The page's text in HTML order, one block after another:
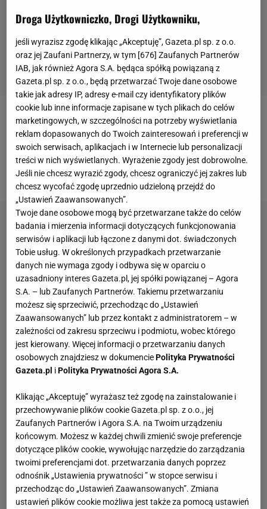
Kiedy napastnikreprezentacji Polskileczył kontuzję
zerwanych więzadeł w kolanie,kibicedrużyny z
Neapolu przekazywali mu słowa otuchy, wysyłając
wiadomości na Tinderze.
Droga Użytkowniczko, Drogi Użytkowniku,
jeśli wyrazisz zgodę klikając „Akceptuję”, Gazeta.pl sp. z o.o.
oraz jej Zaufani Partnerzy, w tym [676] Zaufanych Partnerów
IAB, jak również Agora S.A. będąca spółką powiązaną z
Gazeta.pl sp. z o.o., będą przetwarzać Twoje dane osobowe
takie jak adresy IP, adresy e-mail czy identyfikatory plików
cookie lub inne informacje zapisane w tych plikach do celów
marketingowych, w szczególności na potrzeby wyświetlania
reklam dopasowanych do Twoich zainteresowań i preferencji w
swoich serwisach, aplikacjach i w Internecie lub personalizacji
treści w nich wyświetlanych. Wyrażenie zgody jest dobrowolne.
Jeśli nie chcesz wyrazić zgody, chcesz ograniczyć jej zakres lub
chcesz wycofać zgodę uprzednio udzieloną przejdź do
„Ustawień Zaawansowanych”.
Twoje dane osobowe mogą być przetwarzane także do celów
badania i mierzenia informacji dotyczących funkcjonowania
serwisów i aplikacji lub łączone z danymi dot. świadczonych
Tobie usług. W określonych przypadkach przetwarzanie
danych nie wymaga zgody i odbywa się w oparciu o
uzasadniony interes Gazeta.pl, jej spółki powiązanej – Agora
S.A. – lub Zaufanych Partnerów. Takiemu przetwarzaniu
możesz się sprzeciwić, przechodząc do „Ustawień
Zaawansowanych” lub przez kontakt z administratorem – w
zależności od zakresu sprzeciwu i podmiotu, wobec którego
jest kierowany. Więcej informacji o przetwarzaniu danych
osobowych znajdziesz w dokumenciePolityka Prywatności
Gazeta.pl iPolityka Prywatności Agora S.A.
Klikając „Akceptuję” wyrażasz też zgodę na zainstalowanie i
przechowywanie plików cookie Gazeta.pl sp. z o.o., jej
Zaufanych Partnerów i Agora S.A. na Twoim urządzeniu
końcowym. Możesz w każdej chwili zmienić swoje preferencje
dotyczące plików cookie, wywołując narzędzie do zarządzania
twoimi preferencjami dot. przetwarzania danych poprzez
odnośnik „Ustawienia prywatności ” w stopce serwisu i
przechodząc do „Ustawień Zaawansowanych”. Zmiana
ustawień plików cookie możliwa jest także za pomocą ustawień